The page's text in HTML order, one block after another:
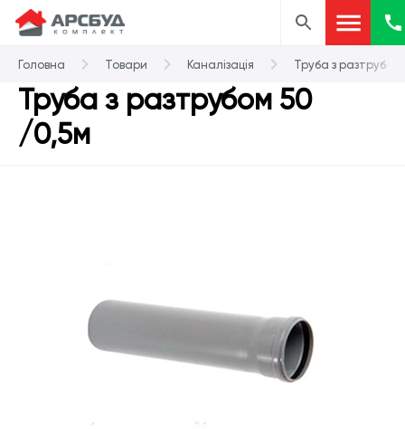
Головна Товари Каналізація Труба з
Труба з разтрубом 50
/0,5м